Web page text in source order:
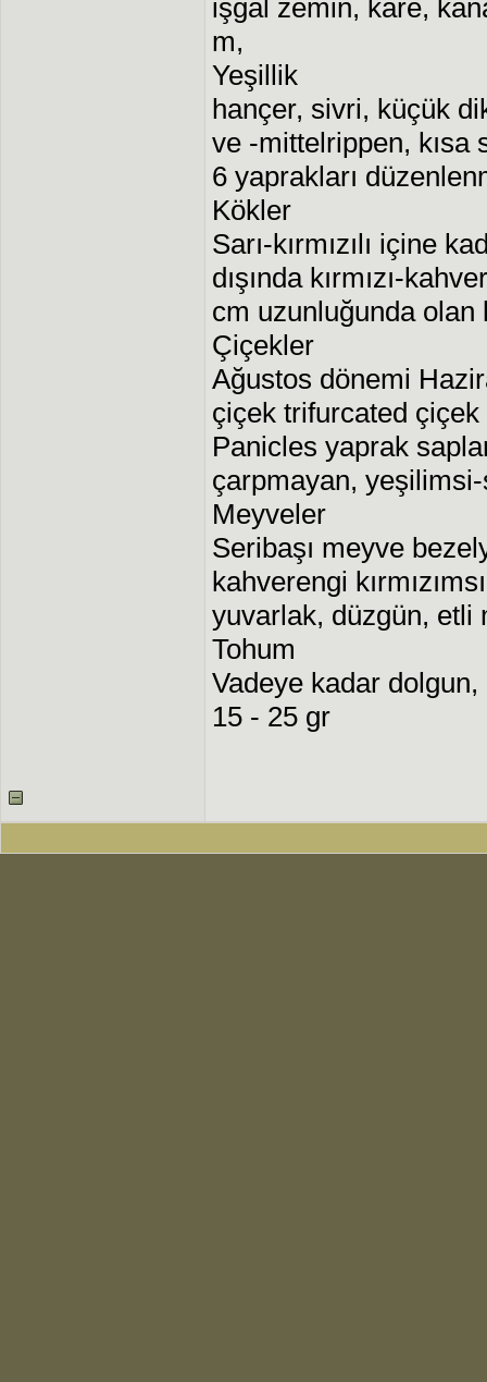
işgal zemin, kare,
m,
Yeşillik
hançer, sivri, küçük
ve -mittelrippen, kısa
6 yaprakları
Kökler
Sarı-kırmızılı içine
dışında kırmızı-
cm uzunluğunda olan
Çiçekler
Ağustos dönemi
çiçek trifurcated
Panicles yaprak
çarpmayan, yeşilimsi-
Meyveler
Seribaşı meyve
kahverengi
yuvarlak, düzgün, etli
Tohum
Vadeye kadar
15 - 25 gr